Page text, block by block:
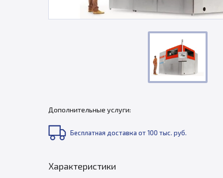
Дополнительные услуги:
Бесплатная доставка от 100 тыс. руб.
Характеристики